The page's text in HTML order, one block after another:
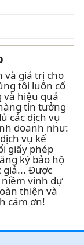
và giá trị cho
tôi luôn cố
và hiệu quả
tin tưởng
các dịch vụ
doanh như:
vụ kế
giấy phép
ký bảo hộ
Được
vinh dự
thiện và
cám ơn!